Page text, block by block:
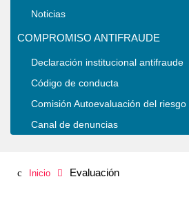
Noticias
COMPROMISO ANTIFRAUDE
Declaración institucional antifraude
Código de conducta
Comisión Autoevaluación del riesgo
Canal de denuncias
Inicio Evaluación